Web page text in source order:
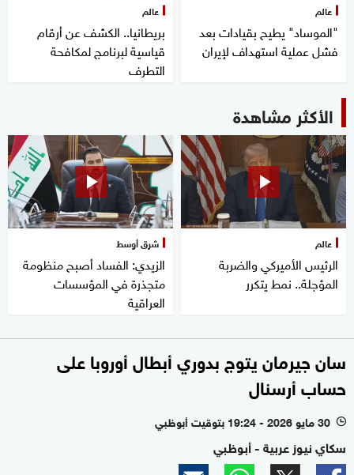
عالم
"الموساد" يطيح بقيادات بعد
فشل عملية استهداف لإيران
عالم
بريطانيا.. الكشف عن أرقام
قياسية لبرنامج لمكافحة
التطرف
الأكثر مشاهدة
عالم
الرئيس الأميركي والضربة
المؤجلة.. نمط يتكرر
شرق أوسط
الزيدي: الفساد أصبح منظومة
متجذرة في المؤسسات
العراقية
سان جيرمان يتوج بدوري أبطال أوروبا على
حساب أرسنال
l 30 مايو 2026 - 19:24 بتوقيت أبوظبي
سكاي نيوز عربية - أبوظبي